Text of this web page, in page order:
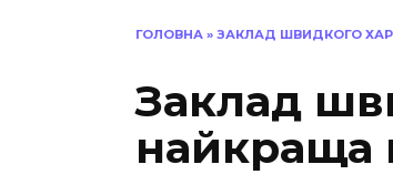
ГОЛОВНА » ЗАКЛАД ШВИДКОГО
Заклад
найкраща